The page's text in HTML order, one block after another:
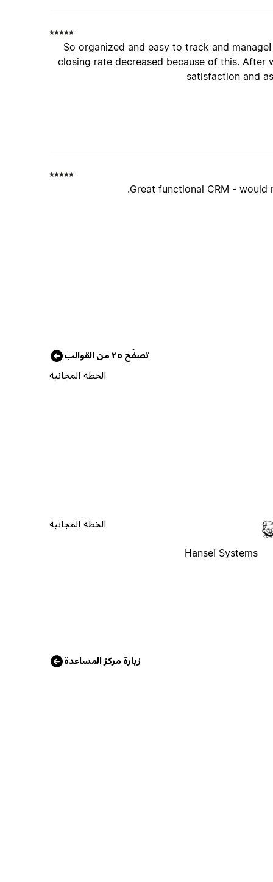
So organized and easy to track and
closing rate decreased because of this. After
satisfaction and
Great functional CRM - would
تصفّح ٢٥ من القوالب
الخطة المجانية
Hansel Systems
الخطة المجانية
زيارة مركز المساعدة